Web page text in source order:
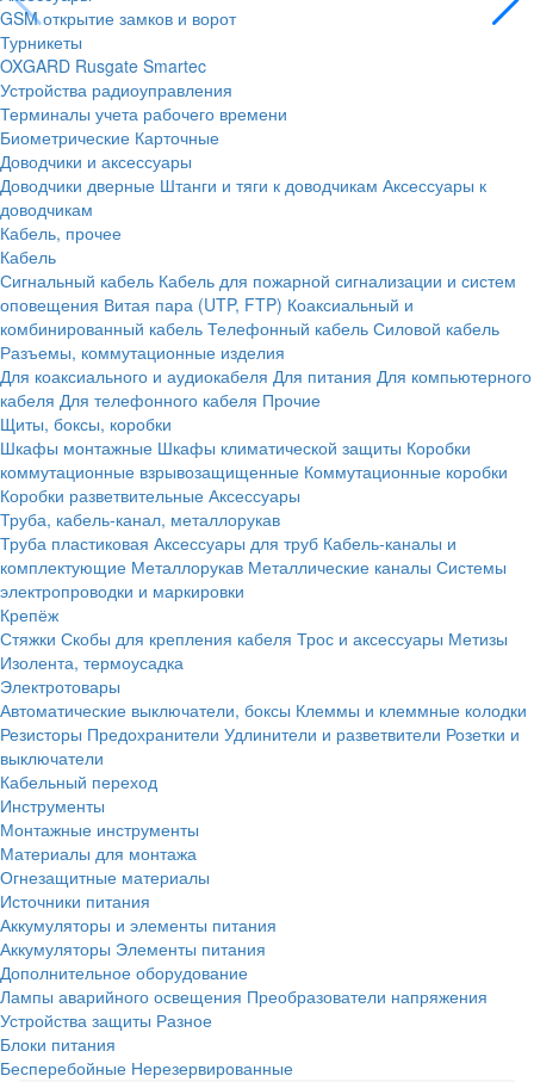
GSM открытие замков и ворот
Турникеты
OXGARD Rusgate Smartec
Устройства радиоуправления
Терминалы учета рабочего времени
Биометрические Карточные
Доводчики и аксессуары
Доводчики дверные Штанги и тяги к доводчикам Аксессуары к
доводчикам
Кабель, прочее
Кабель
Сигнальный кабель Кабель для пожарной сигнализации и систем
оповещения Витая пара (UTP, FTP) Коаксиальный и
комбинированный кабель Телефонный кабель Силовой кабель
Разъемы, коммутационные изделия
Для коаксиального и аудиокабеля Для питания Для компьютерного
кабеля Для телефонного кабеля Прочие
Щиты, боксы, коробки
Шкафы монтажные Шкафы климатической защиты Коробки
коммутационные взрывозащищенные Коммутационные коробки
Коробки разветвительные Аксессуары
Труба, кабель-канал, металлорукав
Труба пластиковая Аксессуары для труб Кабель-каналы и
комплектующие Металлорукав Металлические каналы Системы
электропроводки и маркировки
Крепёж
Стяжки Скобы для крепления кабеля Трос и аксессуары Метизы
Изолента, термоусадка
Электротовары
Автоматические выключатели, боксы Клеммы и клеммные колодки
Резисторы Предохранители Удлинители и разветвители Розетки и
выключатели
Кабельный переход
Инструменты
Монтажные инструменты
Материалы для монтажа
Огнезащитные материалы
Источники питания
Аккумуляторы и элементы питания
Аккумуляторы Элементы питания
Дополнительное оборудование
Лампы аварийного освещения Преобразователи напряжения
Устройства защиты Разное
Блоки питания
Бесперебойные Нерезервированные